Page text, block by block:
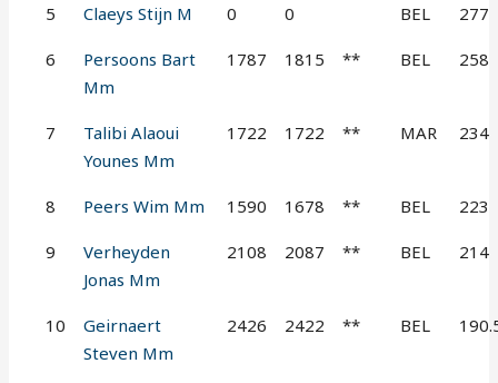
5 Claeys Stijn M 0 0 BEL 277
6
Persoons Bart
Mm
1787 1815 ** BEL 258
7
Talibi Alaoui
Younes Mm
1722 1722 ** MAR 234
8 Peers Wim Mm 1590 1678 ** BEL 223
9
Verheyden
Jonas Mm
2108 2087 ** BEL 214
10
Geirnaert
Steven Mm
2426 2422 ** BEL